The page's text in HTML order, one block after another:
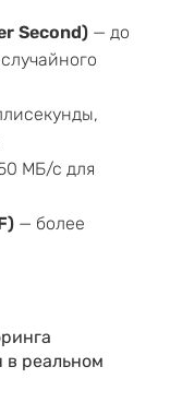
Second) — до
МБ/с для
— более
в реальном